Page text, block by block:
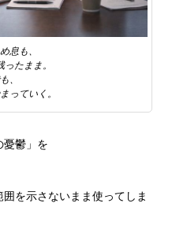
息も、
たまま。
、
っていく。
鬱」を
を示さないまま使ってしま